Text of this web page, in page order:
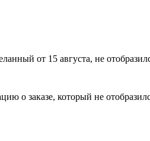
от 15 августа, не
о заказе, который не